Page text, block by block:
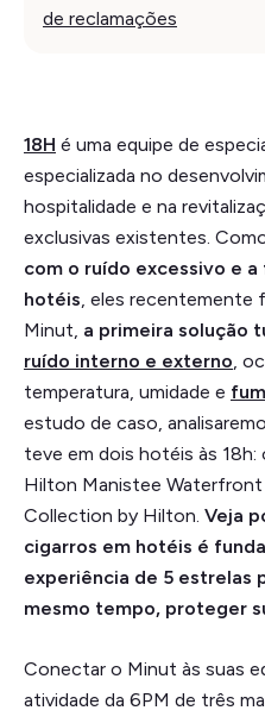
de reclamações
18H é uma equipe de
especializada no
hospitalidade e na
exclusivas existentes.
com o ruído excessivo e
hotéis , eles recentemente
Minut, a primeira solução
ruído interno e externo ,
temperatura, umidade e
estudo de caso,
teve em dois hotéis às
Hilton Manistee Waterfront
Collection by Hilton. Veja
cigarros em hotéis é
experiência de 5 estrelas
mesmo tempo, proteger
Conectar o Minut às suas
atividade da 6PM de três